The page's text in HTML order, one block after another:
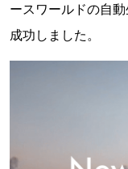
ースワールドの自
成功しました。